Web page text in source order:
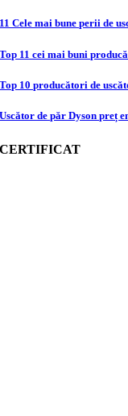
11 Cele mai bune perii de
Top 11 cei mai buni
Top 10 producători de
Uscător de păr Dyson preț
CERTIFICAT